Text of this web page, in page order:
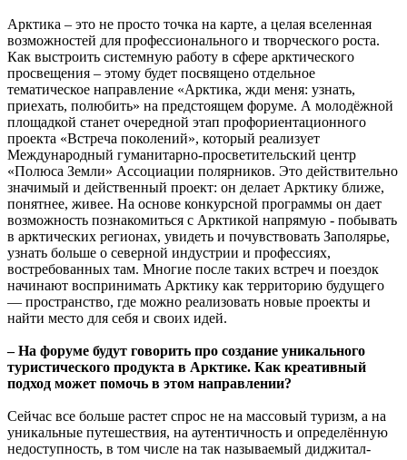
Арктика – это не просто точка на карте, а целая вселенная
возможностей для профессионального и творческого роста.
Как выстроить системную работу в сфере арктического
просвещения – этому будет посвящено отдельное
тематическое направление «Арктика, жди меня: узнать,
приехать, полюбить» на предстоящем форуме. А молодёжной
площадкой станет очередной этап профориентационного
проекта «Встреча поколений», который реализует
Международный гуманитарно-просветительский центр
«Полюса Земли» Ассоциации полярников. Это действительно
значимый и действенный проект: он делает Арктику ближе,
понятнее, живее. На основе конкурсной программы он дает
возможность познакомиться с Арктикой напрямую - побывать
в арктических регионах, увидеть и почувствовать Заполярье,
узнать больше о северной индустрии и профессиях,
востребованных там. Многие после таких встреч и поездок
начинают воспринимать Арктику как территорию будущего
— пространство, где можно реализовать новые проекты и
найти место для себя и своих идей.
– На форуме будут говорить про создание уникального
туристического продукта в Арктике. Как креативный
подход может помочь в этом направлении?
Сейчас все больше растет спрос не на массовый туризм, а на
уникальные путешествия, на аутентичность и определённую
недоступность, в том числе на так называемый диджитал-